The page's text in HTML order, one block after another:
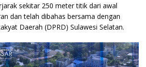
sekitar 250 meter titik dari awal
dan telah dibahas bersama dengan
Daerah (DPRD) Sulawesi Selatan.